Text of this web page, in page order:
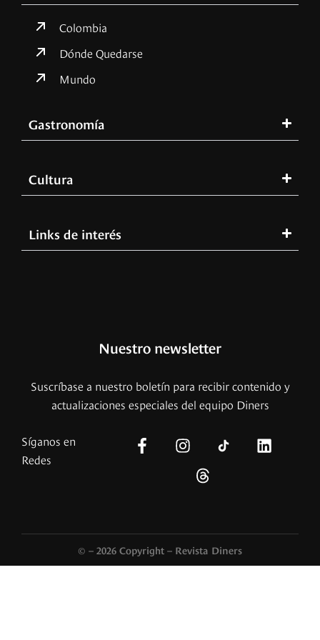
Colombia
Dónde Quedarse
Mundo
Gastronomía
Cultura
Links de interés
Nuestro newsletter
Suscríbase a nuestro boletín para recibir contenido y
actualizaciones especiales del equipo Diners
Síganos en
Redes
© – 2026 Copyright – Revista Diners